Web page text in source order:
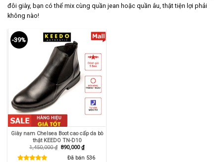
đôi giày, bạn có thể mix cùng quần jean hoặc quần âu, thật tiện lợi phải
không nào!
-39%
Giày nam Chelsea Boot cao cấp da bò
thật KEEDO TN-D10
1,450,000₫ Giá
890,000₫Giá
hiện
tại
Đã bán 536